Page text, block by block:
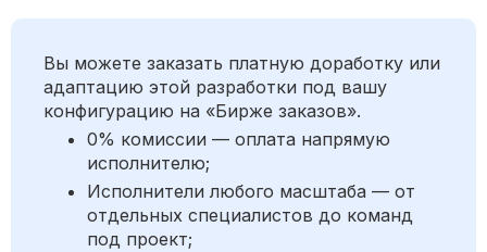
Вы можете заказать платную доработку или
адаптацию этой разработки под вашу
конфигурацию на «Бирже заказов».
0% комиссии — оплата напрямую
исполнителю;
Исполнители любого масштаба — от
отдельных специалистов до команд
под проект;